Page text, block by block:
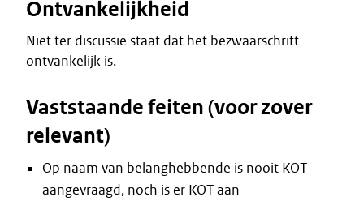
Ontvankelijkheid
Niet ter discussie staat dat het bezwaarschrift
ontvankelijk is.
Vaststaande feiten (voor zover
relevant)
Op naam van belanghebbende is nooit KOT
aangevraagd, noch is er KOT aan